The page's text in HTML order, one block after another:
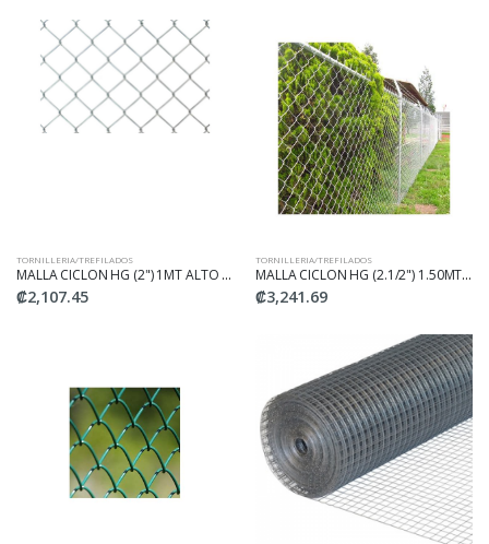
TORNILLERIA/TREFILADOS
MALLA CICLON HG (2") 1MT ALTO #10
₡2,107.45
TORNILLERIA/TREFILADOS
MALLA CICLON HG (2.1/2") 1.50MT ALTO #10
₡3,241.69